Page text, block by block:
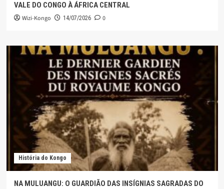
VALE DO CONGO À ÁFRICA CENTRAL
Wizi-Kongo 14/07/2026 0
História do Kongo
NA MULUANGU: O GUARDIÃO DAS INSÍGNIAS SAGRADAS DO